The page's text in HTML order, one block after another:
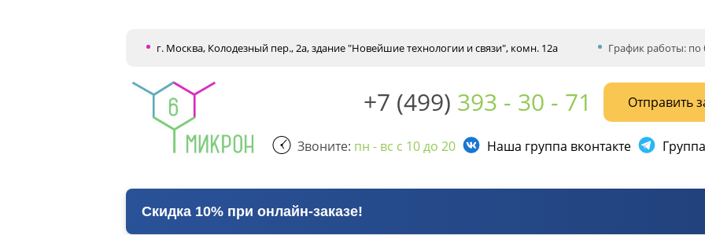
г. Москва, Колодезный пер., 2а, здание "Новейшие технологии и связи", комн. 12а График работы: по
+7 (499) 393 - 30 - 71 Отправить
Звоните: пн - вс с 10 до 20 Наша группа вконтакте
Скидка 10% при онлайн-заказе!